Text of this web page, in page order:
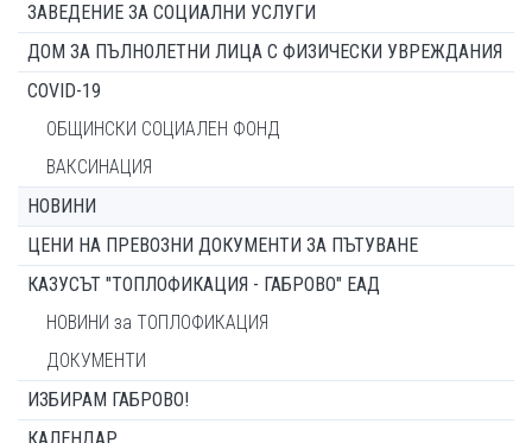
ЗАВЕДЕНИЕ ЗА СОЦИАЛНИ УСЛУГИ
ДОМ ЗА ПЪЛНОЛЕТНИ ЛИЦА С ФИЗИЧЕСКИ УВРЕЖДАНИЯ
COVID-19
ОБЩИНСКИ СОЦИАЛЕН ФОНД
ВАКСИНАЦИЯ
НОВИНИ
ЦЕНИ НА ПРЕВОЗНИ ДОКУМЕНТИ ЗА ПЪТУВАНЕ
КАЗУСЪТ "ТОПЛОФИКАЦИЯ - ГАБРОВО" ЕАД
НОВИНИ за ТОПЛОФИКАЦИЯ
ДОКУМЕНТИ
ИЗБИРАМ ГАБРОВО!